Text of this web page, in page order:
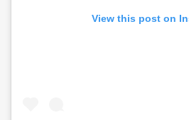
View this post on